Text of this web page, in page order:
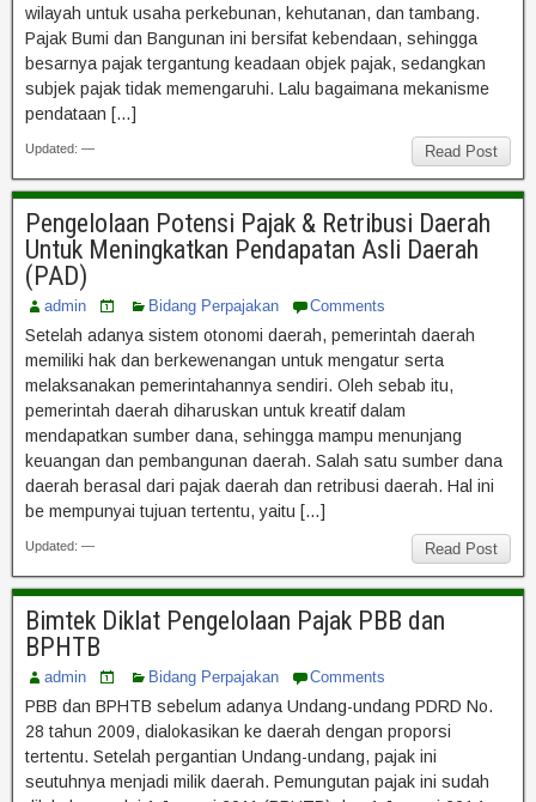
wilayah untuk usaha perkebunan, kehutanan, dan tambang.
Pajak Bumi dan Bangunan ini bersifat kebendaan, sehingga
besarnya pajak tergantung keadaan objek pajak, sedangkan
subjek pajak tidak memengaruhi. Lalu bagaimana mekanisme
pendataan […]
Read Post
Updated: —
Pengelolaan Potensi Pajak & Retribusi Daerah
Untuk Meningkatkan Pendapatan Asli Daerah
(PAD)
admin Bidang Perpajakan Comments
Setelah adanya sistem otonomi daerah, pemerintah daerah
memiliki hak dan berkewenangan untuk mengatur serta
melaksanakan pemerintahannya sendiri. Oleh sebab itu,
pemerintah daerah diharuskan untuk kreatif dalam
mendapatkan sumber dana, sehingga mampu menunjang
keuangan dan pembangunan daerah. Salah satu sumber dana
daerah berasal dari pajak daerah dan retribusi daerah. Hal ini
be mempunyai tujuan tertentu, yaitu […]
Read Post
Updated: —
Bimtek Diklat Pengelolaan Pajak PBB dan
BPHTB
admin Bidang Perpajakan Comments
PBB dan BPHTB sebelum adanya Undang-undang PDRD No.
28 tahun 2009, dialokasikan ke daerah dengan proporsi
tertentu. Setelah pergantian Undang-undang, pajak ini
seutuhnya menjadi milik daerah. Pemungutan pajak ini sudah